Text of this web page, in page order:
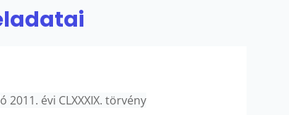
évi CLXXXIX. törvény